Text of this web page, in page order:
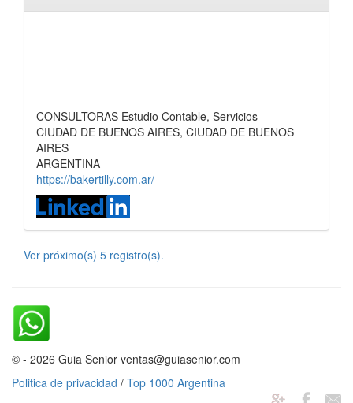
CONSULTORAS Estudio Contable, Servicios
CIUDAD DE BUENOS AIRES, CIUDAD DE BUENOS
AIRES
ARGENTINA
https://bakertilly.com.ar/
Ver próximo(s) 5 registro(s).
© - 2026 Guia Senior ventas@guiasenior.com
Politica de privacidad / Top 1000 Argentina